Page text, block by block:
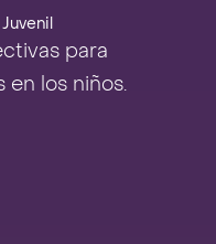
para
en los niños.